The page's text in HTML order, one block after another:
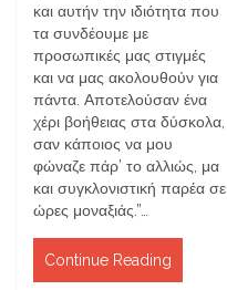
και αυτήν την ιδιότητα που
τα συνδέουμε με
προσωπικές μας στιγμές
και να μας ακολουθούν για
πάντα. Αποτελούσαν ένα
χέρι βοήθειας στα δύσκολα,
σαν κάποιος να μου
φώναζε πάρ’ το αλλιώς, μα
και συγκλονιστική παρέα σε
ώρες μοναξιάς.”…
Continue Reading